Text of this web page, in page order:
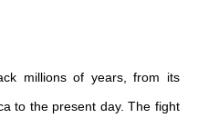
millions of years, from its
to the present day. The fight